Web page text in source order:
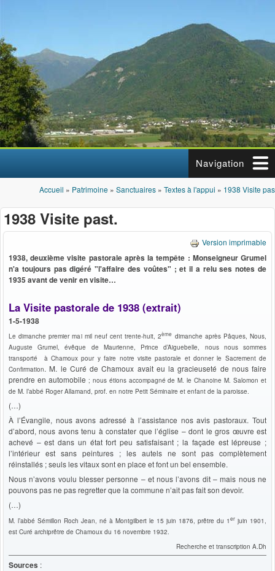
Navigation
Vous êtes ici
Accueil » Patrimoine » Sanctuaires » Textes à l'appui » 1938 Visite
1938 Visite past.
Version imprimable
1938, deuxième visite pastorale après la tempête : Monseigneur Grumel
n'a toujours pas digéré "l'affaire des voûtes" ; et il a relu ses notes de
1935 avant de venir en visite…
La Visite pastorale de 1938 (extrait)
1-5-1938
Le dimanche premier mai mil neuf cent trente-huit, 2ème dimanche après Pâques, Nous,
Auguste Grumel, évêque de Maurienne, Prince d’Aiguebelle, nous nous sommes
transporté à Chamoux pour y faire notre visite pastorale et donner le Sacrement de
Confirmation. M. le Curé de Chamoux avait eu la gracieuseté de nous faire
prendre en automobile ; nous étions accompagné de M. le Chanoine M. Salomon et
de M. l’abbé Roger Allamand, prof. en notre Petit Séminaire et enfant de la paroisse.
(…)
À l’Évangile, nous avons adressé à l’assistance nos avis pastoraux. Tout
d’abord, nous avons tenu à constater que l’église – dont le gros œuvre est
achevé – est dans un état fort peu satisfaisant ; la façade est lépreuse ;
l’intérieur est sans peintures ; les autels ne sont pas complètement
réinstallés ; seuls les vitaux sont en place et font un bel ensemble.
Nous n’avons voulu blesser personne – et nous l’avons dit – mais nous ne
pouvons pas ne pas regretter que la commune n’ait pas fait son devoir.
(…)
M. l’abbé Sémillon Roch Jean, né à Montgilbert le 15 juin 1876, prêtre du 1er juin 1901,
est Curé archiprêtre de Chamoux du 16 novembre 1932.
Recherche et transcription A.Dh
Sources :